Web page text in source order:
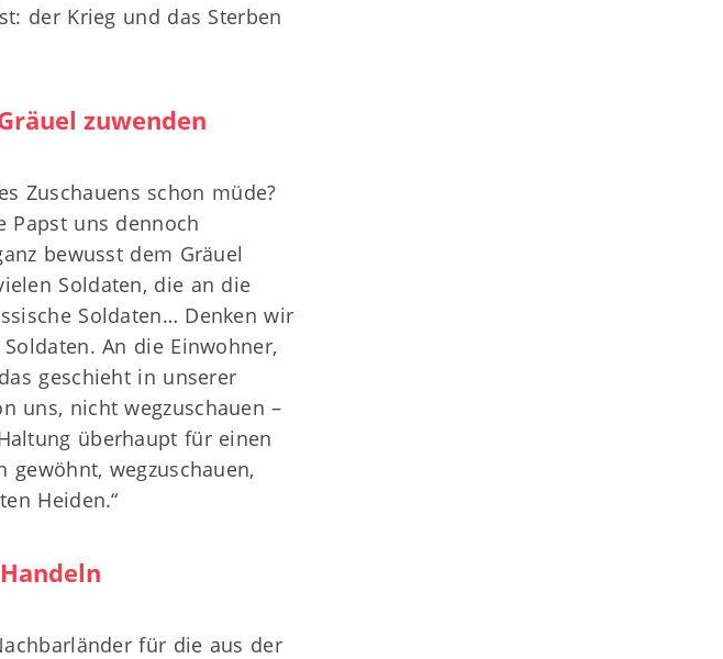
der Krieg und das Sterben
zuwenden
Zuschauens schon müde?
Papst uns dennoch
bewusst dem Gräuel
Soldaten, die an die
Soldaten… Denken wir
An die Einwohner,
geschieht in unserer
uns, nicht wegzuschauen –
überhaupt für einen
gewöhnt, wegzuschauen,
Heiden.“
für die aus der